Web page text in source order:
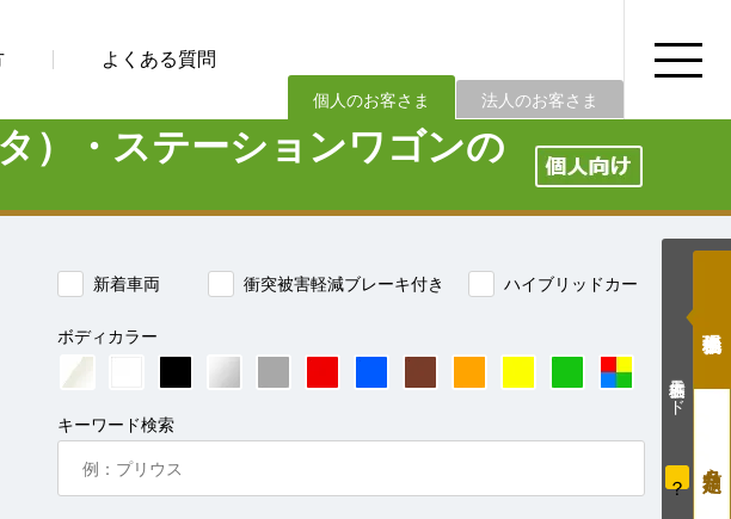
よくある質問
個人のお客さま 法人のお客さま
・ステーションワゴンの
新着車両
衝突被害軽減ブレーキ付き ハイブリッドカー
ボディカラー
キーワード検索
価格表示モード
？